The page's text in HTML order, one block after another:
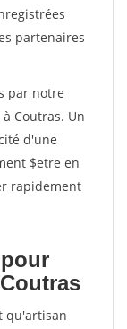
partenaires
par notre
Coutras. Un
d'une
$etre en
rapidement
qu'artisan